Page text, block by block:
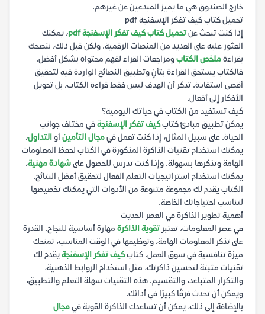
خارج الصندوق هي ما يميز المبدعين عن غيرهم.
تحميل كتاب كيف تفكر الإسفنجة pdf
إذا كنت تبحث عنتحميل كتاب كيف تفكر الإسفنجة pdf
، يمكنك
العثور عليه على العديد من المنصات الرقمية. ولكن قبل ذلك، ننصحك
بقراءةملخص الكتابومراجعات القراء لفهم محتواه بشكل أفضل.
فالكتاب يستحق القراءة بتأنٍ وتطبيق النصائح الواردة فيه لتحقيق
أقصى استفادة. تذكر أن الهدف ليس فقط قراءة الكتاب، بل تحويل
الأفكار إلى أفعال.
كيف تستفيد من الكتاب في حياتك اليومية؟
يمكن تطبيق مبادئ كتابكيف تفكر الإسفنجةفي مختلف جوانب
الحياة. على سبيل المثال، إذا كنت تعمل فيمجال التأمينأوالتداول،
يمكنك استخدام تقنيات الذاكرة المذكورة في الكتاب لحفظ المعلومات
الهامة وتذكرها بسهولة. وإذا كنت تدرس للحصول علىشهادة مهنية،
يمكنك استخدام استراتيجيات التعلم الفعال لتحقيق أفضل النتائج.
الكتاب يقدم لك مجموعة متنوعة من الأدوات التي يمكنك تخصيصها
لتناسب احتياجاتك الخاصة.
أهمية تطوير الذاكرة في العصر الحديث
في عصر المعلومات، تعتبرتقوية الذاكرة مهارة أساسية للنجاح. القدرة
على تذكر المعلومات الهامة، وتوظيفها في الوقت المناسب، تمنحك
ميزة تنافسية في سوق العمل. كتابكيف تفكر الإسفنجةيقدم لك
تقنيات مثبتة لتحسين ذاكرتك، مثل استخدام الروابط الذهنية،
والتكرار المتباعد، والتقسيم. هذه التقنيات سهلة التعلم والتطبيق،
ويمكن أن تحدث فرقًا كبيرًا في أدائك.
بالإضافة إلى ذلك، يمكن أن تساعدك الذاكرة القوية فيمجال